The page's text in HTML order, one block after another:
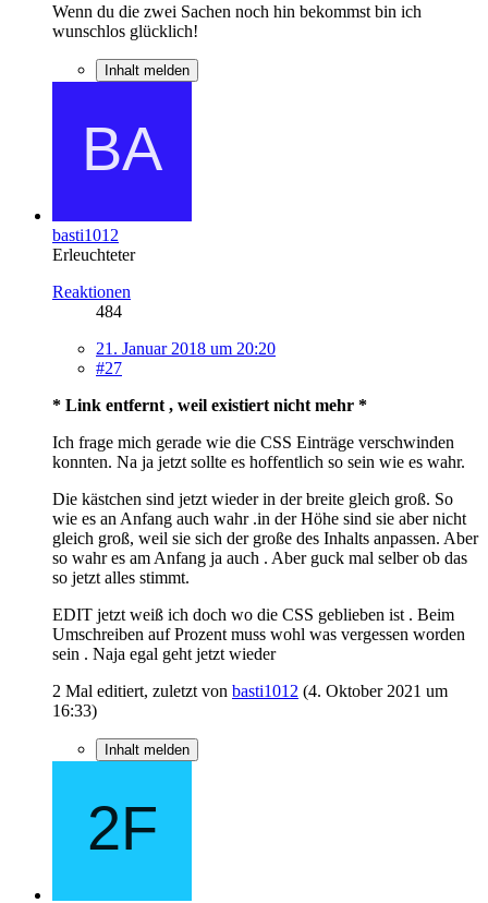
Wenn du die zwei Sachen noch hin bekommst bin ich
wunschlos glücklich!
Inhalt melden
basti1012
Erleuchteter
Reaktionen
484
21. Januar 2018 um 20:20
#27
* Link entfernt , weil existiert nicht mehr *
Ich frage mich gerade wie die CSS Einträge verschwinden
konnten. Na ja jetzt sollte es hoffentlich so sein wie es wahr.
Die kästchen sind jetzt wieder in der breite gleich groß. So
wie es an Anfang auch wahr .in der Höhe sind sie aber nicht
gleich groß, weil sie sich der große des Inhalts anpassen. Aber
so wahr es am Anfang ja auch . Aber guck mal selber ob das
so jetzt alles stimmt.
EDIT jetzt weiß ich doch wo die CSS geblieben ist . Beim
Umschreiben auf Prozent muss wohl was vergessen worden
sein . Naja egal geht jetzt wieder
2 Mal editiert, zuletzt von basti1012 (4. Oktober 2021 um
16:33)
Inhalt melden